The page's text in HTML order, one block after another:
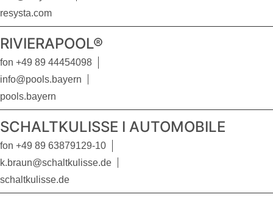
resysta.com
RIVIERAPOOL®
fon +49 89 44454098
info@pools.bayern
pools.bayern
SCHALTKULISSE I AUTOMOBILE
fon +49 89 63879129-10
k.braun@schaltkulisse.de
schaltkulisse.de